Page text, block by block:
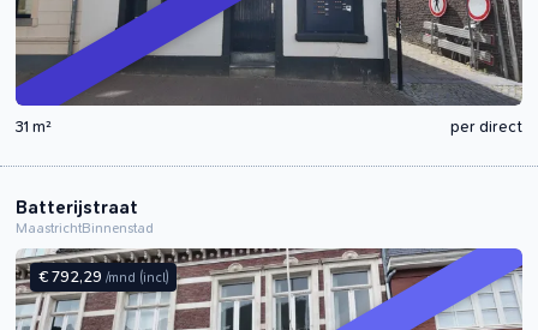
31 m² per direct
Batterijstraat
MaastrichtBinnenstad
€ 792,29 /mnd (incl)